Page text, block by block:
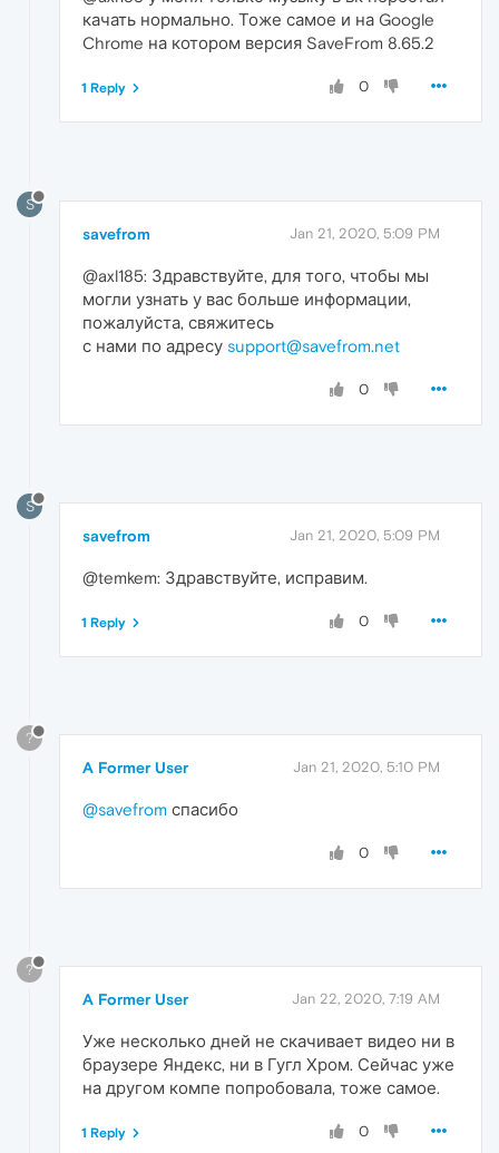
качать нормально. Тоже самое и на Google
Chrome на котором версия SaveFrom 8.65.2
0
1 Reply
S
savefrom Jan 21, 2020, 5:09 PM
@axl185: Здравствуйте, для того, чтобы мы
могли узнать у вас больше информации,
пожалуйста, свяжитесь
с нами по адресу support@savefrom.net
0
S
savefrom Jan 21, 2020, 5:09 PM
@temkem: Здравствуйте, исправим.
0
1 Reply
?
A Former User Jan 21, 2020, 5:10 PM
@savefrom спасибо
0
?
A Former User Jan 22, 2020, 7:19 AM
Уже несколько дней не скачивает видео ни в
браузере Яндекс, ни в Гугл Хром. Сейчас уже
на другом компе попробовала, тоже самое.
0
1 Reply